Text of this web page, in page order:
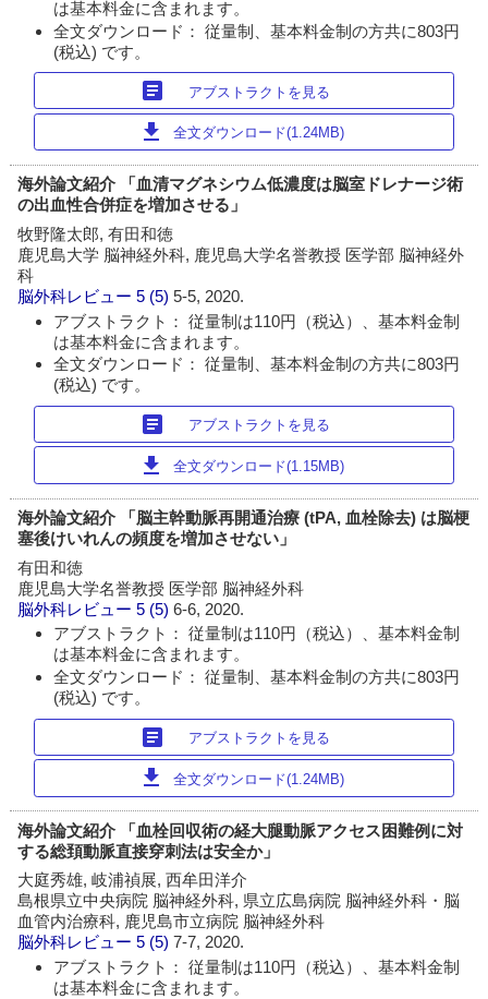
は基本料金に含まれます。
全文ダウンロード： 従量制、基本料金制の方共に803円
(税込) です。
article アブストラクトを見る
download 全文ダウンロード(1.24MB)
海外論文紹介 「血清マグネシウム低濃度は脳室ドレナージ術
の出血性合併症を増加させる」
牧野隆太郎, 有田和徳
鹿児島大学 脳神経外科, 鹿児島大学名誉教授 医学部 脳神経外
科
脳外科レビュー 5 (5)5-5, 2020.
アブストラクト： 従量制は110円（税込）、基本料金制
は基本料金に含まれます。
全文ダウンロード： 従量制、基本料金制の方共に803円
(税込) です。
article アブストラクトを見る
download 全文ダウンロード(1.15MB)
海外論文紹介 「脳主幹動脈再開通治療 (tPA, 血栓除去) は脳梗
塞後けいれんの頻度を増加させない」
有田和徳
鹿児島大学名誉教授 医学部 脳神経外科
脳外科レビュー 5 (5)6-6, 2020.
アブストラクト： 従量制は110円（税込）、基本料金制
は基本料金に含まれます。
全文ダウンロード： 従量制、基本料金制の方共に803円
(税込) です。
article アブストラクトを見る
download 全文ダウンロード(1.24MB)
海外論文紹介 「血栓回収術の経大腿動脈アクセス困難例に対
する総頚動脈直接穿刺法は安全か」
大庭秀雄, 岐浦禎展, 西牟田洋介
島根県立中央病院 脳神経外科, 県立広島病院 脳神経外科・脳
血管内治療科, 鹿児島市立病院 脳神経外科
脳外科レビュー 5 (5)7-7, 2020.
アブストラクト： 従量制は110円（税込）、基本料金制
は基本料金に含まれます。